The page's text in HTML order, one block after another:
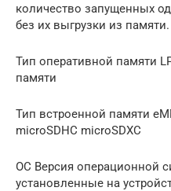
количество запущенных
без их выгрузки из памяти.
Тип оперативной памяти
памяти
Тип встроенной памяти
microSDHC microSDXC
ОС Версия операционной
установленные на